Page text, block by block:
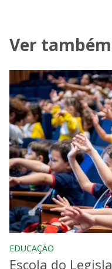
Ver também
EDUCAÇÃO
Escola do